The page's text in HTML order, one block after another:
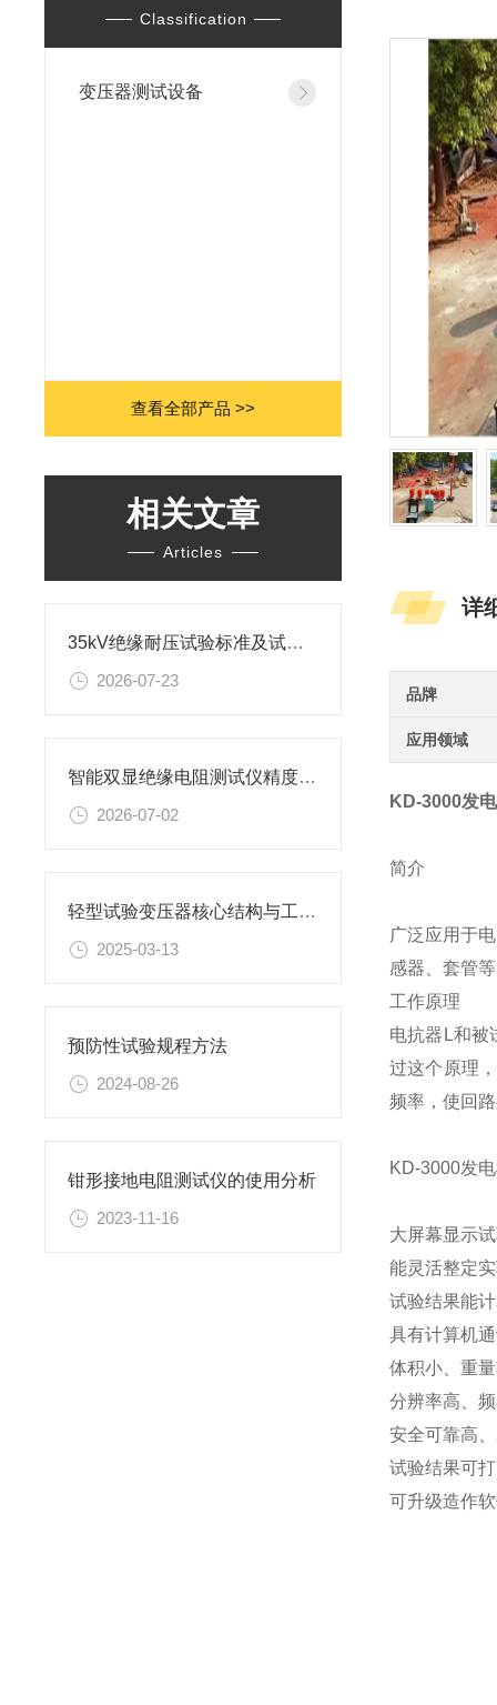
Classification
变压器测试设备
查看全部产品 >>
相关文章
Articles
35kV绝缘耐压试验标准及试验方案
2026-07-23
智能双显绝缘电阻测试仪精度等级怎么选？
2026-07-02
轻型试验变压器核心结构与工作原理
2025-03-13
预防性试验规程方法
2024-08-26
钳形接地电阻测试仪的使用分析
2023-11-16
详
品牌
应用领域
KD-3000发
简介
广泛应用于
感器、套管
工作原理
电抗器L和被
过这个原理
频率，使回
KD-3000发
大屏幕显示
能灵活整定
试验结果能
具有计算机
体积小、重
分辨率高、
安全可靠高
试验结果可
可升级造作